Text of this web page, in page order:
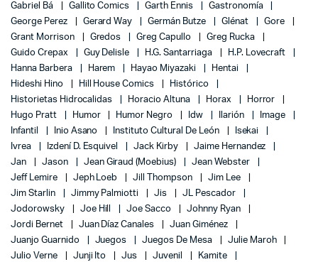
Gabriel Bá
Gallito Comics Garth Ennis
Gastronomía
George Perez
Gerard Way Germán Butze Glénat
Gore
Grant Morrison
Gredos Greg Capullo
Greg Rucka
Guido Crepax
Guy Delisle H.G. Santarriaga
H.P. Lovecraft
Hanna Barbera
Harem Hayao Miyazaki
Hentai
Hideshi Hino
Hill House Comics
Histórico
Historietas Hidrocalidas
Horacio Altuna Horax
Horror
Hugo Pratt
Humor Humor Negro Idw Ilarión
Image
Infantil
Inio Asano Instituto Cultural De León
Isekai
Ivrea
Izdení D. Esquivel Jack Kirby
Jaime Hernandez
Jan
Jason Jean Giraud (Moebius)
Jean Webster
Jeff Lemire
Jeph Loeb Jill Thompson
Jim Lee
Jim Starlin
Jimmy Palmiotti Jis
JL Pescador
Jodorowsky
Joe Hill Joe Sacco
Johnny Ryan
Jordi Bernet
Juan Díaz Canales
Juan Giménez
Juanjo Guarnido
Juegos Juegos De Mesa
Julie Maroh
Julio Verne
Junji Ito Jus Juvenil
Kamite